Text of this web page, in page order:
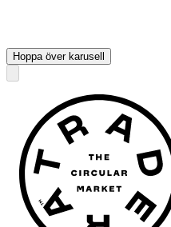
Hoppa över karusell